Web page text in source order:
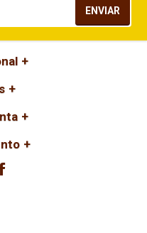
ENVIAR